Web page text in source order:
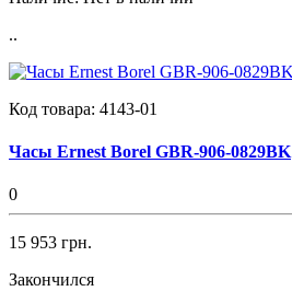
..
Код товара: 4143-01
Часы Ernest Borel GBR-906-0829BK
0
15 953 грн.
Закончился